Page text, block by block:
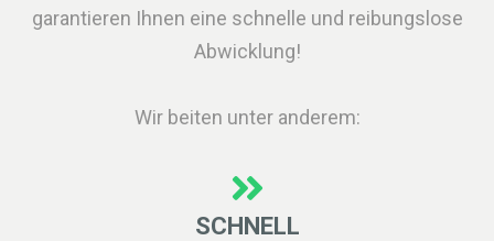
garantieren Ihnen eine schnelle und reibungslose
Abwicklung!
Wir beiten unter anderem:
SCHNELL